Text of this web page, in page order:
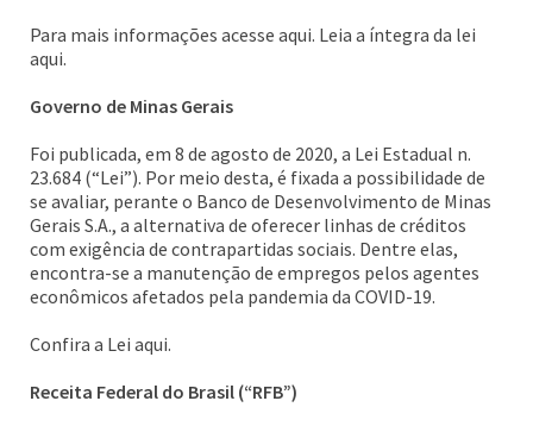
Para mais informações acesse aqui. Leia a íntegra da lei
aqui.
Governo de Minas Gerais
Foi publicada, em 8 de agosto de 2020, a Lei Estadual n.
23.684 (“Lei”). Por meio desta, é fixada a possibilidade de
se avaliar, perante o Banco de Desenvolvimento de Minas
Gerais S.A., a alternativa de oferecer linhas de créditos
com exigência de contrapartidas sociais. Dentre elas,
encontra-se a manutenção de empregos pelos agentes
econômicos afetados pela pandemia da COVID-19.
Confira a Lei aqui.
Receita Federal do Brasil (“RFB”)